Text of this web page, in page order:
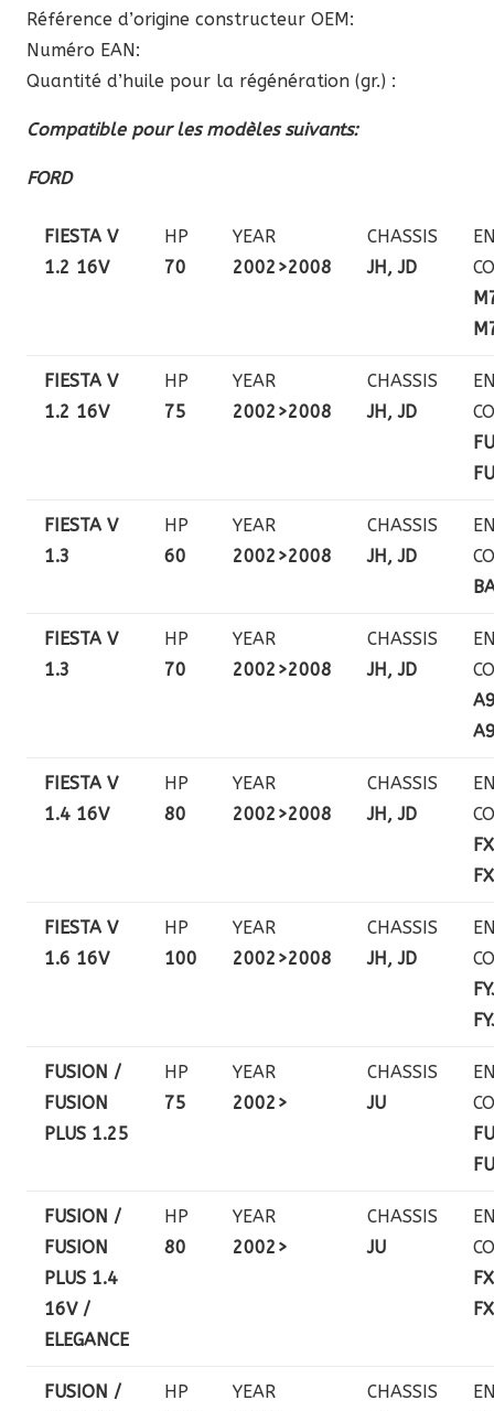
Référence d’origine constructeur OEM:
Numéro EAN:
Quantité d’huile pour la régénération (gr.) :
Compatible pour les modèles suivants:
FORD
FIESTA V
1.2 16V
HP
70
YEAR
2002>2008
CHASSIS
JH, JD
FIESTA V
1.2 16V
HP
75
YEAR
2002>2008
CHASSIS
JH, JD
FIESTA V
1.3
HP
60
YEAR
2002>2008
CHASSIS
JH, JD
FIESTA V
1.3
HP
70
YEAR
2002>2008
CHASSIS
JH, JD
FIESTA V
1.4 16V
HP
80
YEAR
2002>2008
CHASSIS
JH, JD
FIESTA V
1.6 16V
HP
100
YEAR
2002>2008
CHASSIS
JH, JD
FUSION /
FUSION
PLUS 1.25
HP
75
YEAR
2002>
CHASSIS
JU
FUSION /
FUSION
PLUS 1.4
16V /
ELEGANCE
HP
80
YEAR
2002>
CHASSIS
JU
FUSION /
HP
YEAR
CHASSIS